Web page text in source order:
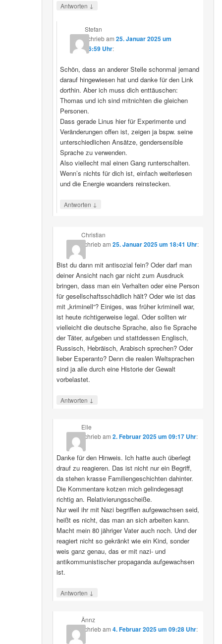
Antworten ↓
Stefan
schriebam25. Januar 2025 um
16:59 Uhr:
Schön, dass an anderer Stelle schonmal jemand
darauf hingewiesen hat und danke für den Link
dorthin. Aber ich muss dich enttäuschen:
Thomas und ich sind mitnichten die gleichen
Personen.
Dass gerade Linus hier für Experimente und
Veränderungen offen ist, zeigen ja bspw. seine
unterschiedlichen Ansätze, gendersensible
Sprache zu verwenden.
Also viellecht mal einen Gang runterschalten.
Wenn’s nichts für dich ist, einfach weiterlesen
und die Energie woanders reinstecken.
Antworten ↓
Christian
schriebam 25. Januar 2025 um 18:41 Uhr:
Bist du dann mit antisozial fein? Oder darf man
deiner Ansicht nach gar nicht zum Ausdruck
bringen, dass man ein Verhalten oder eine Person
für gesellschaftsschädlich hält? Oder wie ist das
mit „kriminell“? Einiges, was früher kriminell war,
ist heute richtigerweise legal. Oder sollten wir
vielleicht die deutsche Sprache, also fie Sprache
der Täter, aufgeben und stattdessen Englisch,
Russisch, Hebräisch, Arabisch sprechen? Oder
lieber Esperanto? Denn die realen Weltsprachen
sind ja alle durch eine Historie der Gewalt
vorbelastet.
Antworten ↓
Elle
schriebam 2. Februar 2025 um 09:17 Uhr:
Danke für den Hinweis. Ich hatte auch überlegt
drauf zu reagieren. Das ist nicht nur ein Begriff,
da stehen krasse Familiengeschichten dahinter.
Die Kommentare kotzen mich gelindegesagt
richtig an. Relativierungsscheiße.
Nur weil ihr mit Nazi begriffen aufgewachsen seid,
heißt es nicht, das man an sich arbeiten kann.
Macht mein 80 jähriger Vater auch noch. Und der
reagiert nicht so gekränkt wie ein Kind, sonder
weis ganz genau, das er mit nazi- und
antikommunistischer propaganda aufgewachsen
ist.
Antworten ↓
Ännz
schriebam 4. Februar 2025 um 09:28 Uhr: